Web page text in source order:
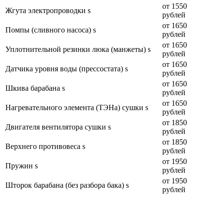
Жгута электропроводки s
от 1550
рублей
Помпы (сливного насоса) s
от 1650
рублей
Уплотнительной резинки люка (манжеты) s
от 1650
рублей
Датчика уровня воды (прессостата) s
от 1650
рублей
Шкива барабана s
от 1650
рублей
Нагревательного элемента (ТЭНа) сушки s
от 1650
рублей
Двигателя вентилятора сушки s
от 1850
рублей
Верхнего противовеса s
от 1850
рублей
Пружин s
от 1950
рублей
Шторок барабана (без разбора бака) s
от 1950
рублей